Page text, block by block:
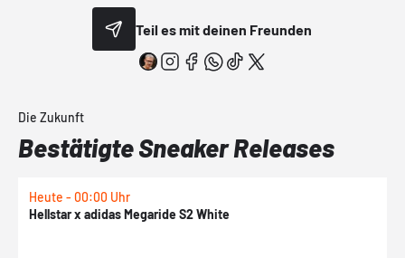
Teil es mit deinen Freunden
Die Zukunft
Bestätigte Sneaker Releases
Heute - 00:00 Uhr
Hellstar x adidas Megaride S2 White